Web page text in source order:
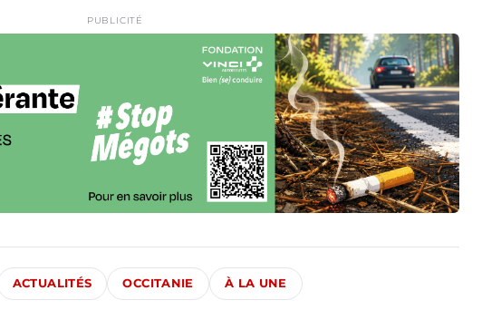
PUBLICITÉ
ACTUALITÉS OCCITANIE À LA UNE